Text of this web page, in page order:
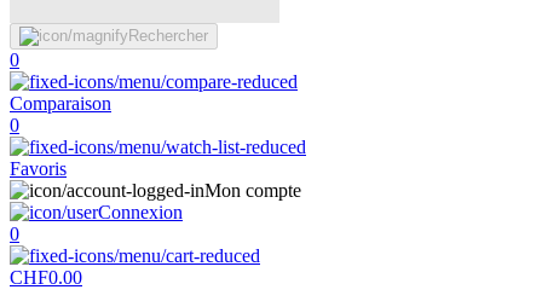
Rechercher
0
Comparaison
0
Favoris
Mon compte
Connexion
0
CHF0.00